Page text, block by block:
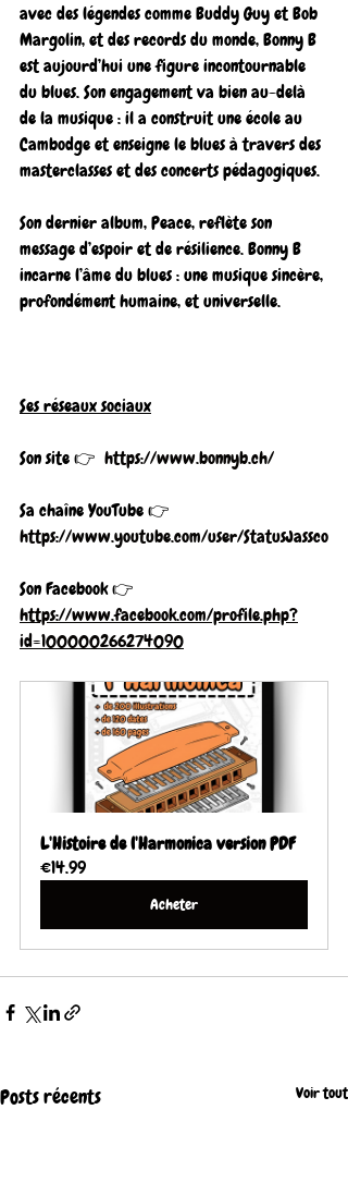
avec des légendes comme Buddy Guy et Bob
Margolin, et des records du monde, Bonny B
est aujourd’hui une figure incontournable
du blues. Son engagement va bien au-delà
de la musique : il a construit une école au
Cambodge et enseigne le blues à travers des
masterclasses et des concerts pédagogiques.
Son dernier album, Peace, reflète son
message d’espoir et de résilience. Bonny B
incarne l’âme du blues : une musique sincère,
profondément humaine, et universelle.
Ses réseaux sociaux
Son site 👉 https://www.bonnyb.ch/
Sa chaîne YouTube 👉
https://www.youtube.com/user/StatusJassco
Son Facebook 👉
https://www.facebook.com/profile.php?
id=100000266274090
L'Histoire de l'Harmonica version PDF
€14.99
Acheter
Posts récents Voir tout